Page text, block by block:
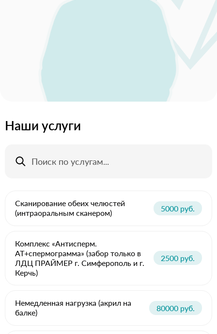
Наши услуги
Сканирование обеих челюстей
(интраоральным сканером)
5000 руб.
Комплекс «Антисперм.
АТ+спермограмма» (забор только в
ЛДЦ ПРАЙМЕР г. Симферополь и г.
Керчь)
2500 руб.
Немедленная нагрузка (акрил на
балке)
80000 руб.